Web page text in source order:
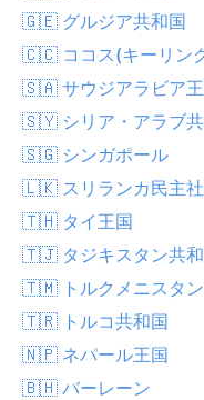
🇬🇪 グルジア共和国
🇨🇨 ココス(キーリン
🇸🇦 サウジアラビア
🇸🇾 シリア・アラブ
🇸🇬 シンガポール
🇱🇰 スリランカ民主社
🇹🇭 タイ王国
🇹🇯 タジキスタン共
🇹🇲 トルクメニスタン
🇹🇷 トルコ共和国
🇳🇵 ネパール王国
🇧🇭 バーレーン